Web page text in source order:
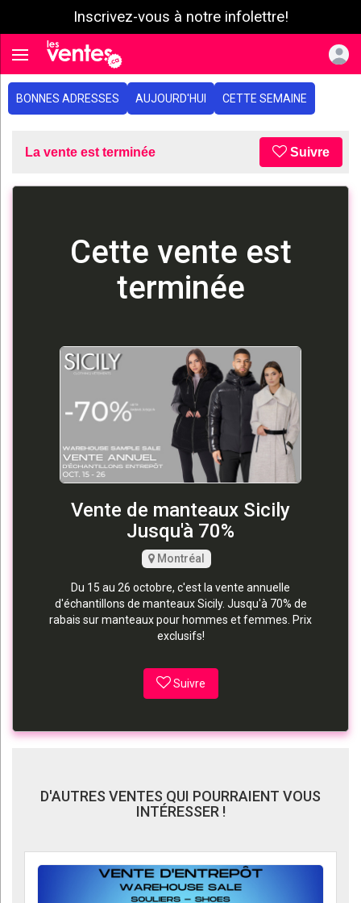
Inscrivez-vous à notre infolettre!
Toggle navigation
BONNES ADRESSES AUJOURD'HUI CETTE SEMAINE
La vente est terminée Suivre
Cette vente est
terminée
Vente de manteaux Sicily
Jusqu'à 70%
Montréal
Du 15 au 26 octobre, c'est la vente annuelle
d'échantillons de manteaux Sicily. Jusqu'à 70% de
rabais sur manteaux pour hommes et femmes. Prix
exclusifs!
Suivre
D'AUTRES VENTES QUI POURRAIENT VOUS
INTÉRESSER !